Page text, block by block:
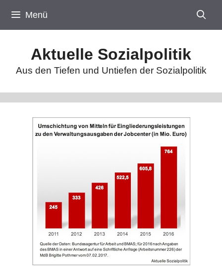
Inhalt
springen
Menü
Aktuelle Sozialpolitik
Aus den Tiefen und Untiefen der Sozialpolitik